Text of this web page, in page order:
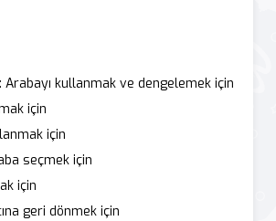
Arabayı kullanmak ve dengelemek için
için
için
seçmek için
için
geri dönmek için